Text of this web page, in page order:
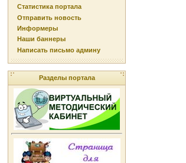
Статистика портала
Отправить новость
Информеры
Наши баннеры
Написать письмо админу
Разделы портала